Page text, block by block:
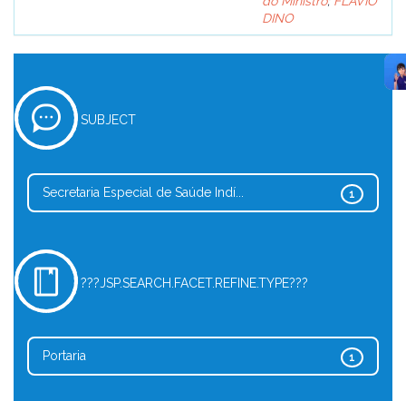
DINO
SUBJECT
1
Secretaria Especial de Saúde Indí...
???JSP.SEARCH.FACET.REFINE.TYPE???
1
Portaria